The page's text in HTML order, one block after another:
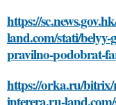
https://
land.com/stati/
pravilno-podobrat-
https://orka.ru/
interera.ru-